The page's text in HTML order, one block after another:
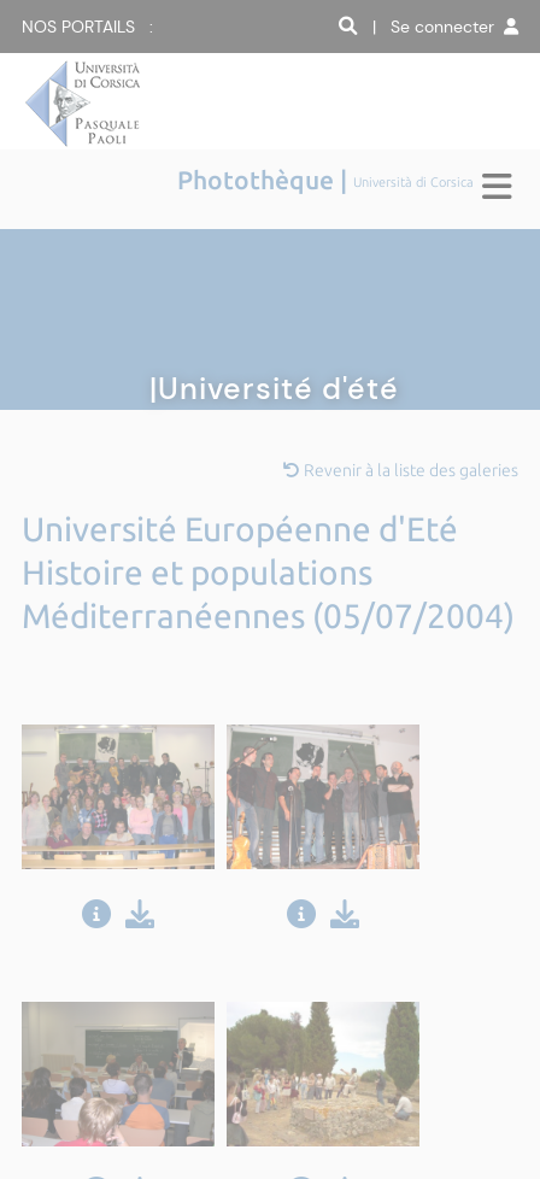
NOS PORTAILS : | Se connecter
Photothèque | Università di Corsica
|Université d'été
Revenir à la liste des galeries
Université Européenne d'Eté
Histoire et populations
Méditerranéennes (05/07/2004)